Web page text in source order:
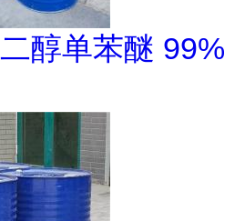
醇单苯醚 99%